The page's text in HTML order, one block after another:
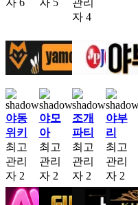
자 6
자 5
관리
자 4
야동
위키
최고
관리
자 2
야모
아
최고
관리
자 2
조개
파티
최고
관리
자 2
야부
리
최고
관리
자 2